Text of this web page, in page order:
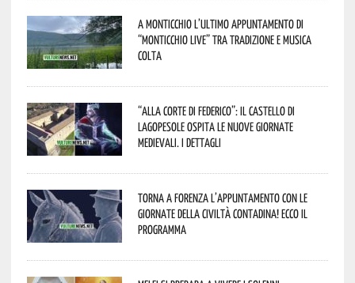
A Monticchio l’ultimo appuntamento di
“Monticchio Live” tra tradizione e musica
colta
“Alla corte di Federico”: il Castello di
Lagopesole ospita le nuove Giornate
Medievali. I dettagli
Torna a Forenza l’appuntamento con le
Giornate della Civiltà Contadina! Ecco il
programma